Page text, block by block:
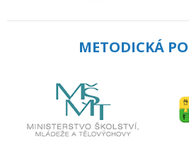
METODICKÁ